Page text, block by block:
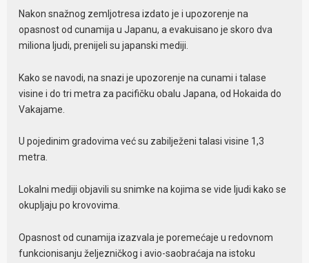
Nakon snažnog zemljotresa izdato je i upozorenje na
opasnost od cunamija u Japanu, a evakuisano je skoro dva
miliona ljudi, prenijeli su japanski mediji.
Kako se navodi, na snazi je upozorenje na cunami i talase
visine i do tri metra za pacifičku obalu Japana, od Hokaida do
Vakajame.
U pojedinim gradovima već su zabilježeni talasi visine 1,3
metra.
Lokalni mediji objavili su snimke na kojima se vide ljudi kako se
okupljaju po krovovima.
Opasnost od cunamija izazvala je poremećaje u redovnom
funkcionisanju željezničkog i avio-saobraćaja na istoku